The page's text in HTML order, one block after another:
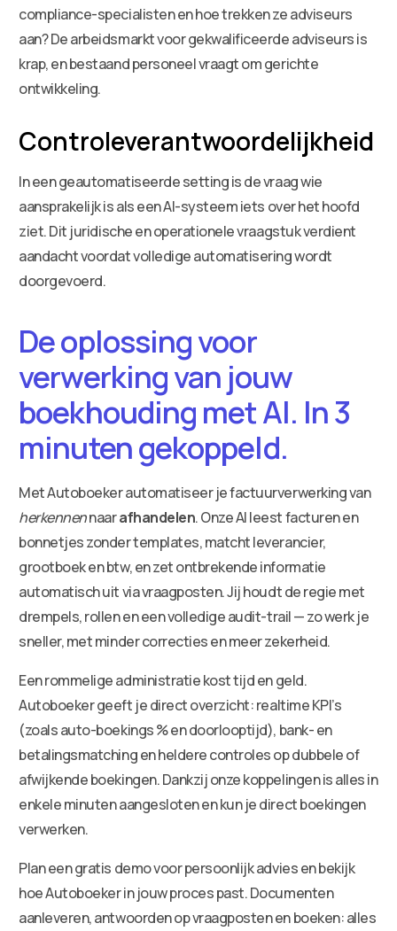
compliance-specialisten en hoe trekken ze adviseurs
aan? De arbeidsmarkt voor gekwalificeerde adviseurs is
krap, en bestaand personeel vraagt om gerichte
ontwikkeling.
Controleverantwoordelijkheid
In een geautomatiseerde setting is de vraag wie
aansprakelijk is als een AI-systeem iets over het hoofd
ziet. Dit juridische en operationele vraagstuk verdient
aandacht voordat volledige automatisering wordt
doorgevoerd.
De oplossing voor
verwerking van jouw
boekhouding met AI. In 3
minuten gekoppeld.
Met Autoboeker automatiseer je factuurverwerking van
herkennennaarafhandelen. Onze AI leest facturen en
bonnetjes zonder templates, matcht leverancier,
grootboek en btw, en zet ontbrekende informatie
automatisch uit via vraagposten. Jij houdt de regie met
drempels, rollen en een volledige audit-trail — zo werk je
sneller, met minder correcties en meer zekerheid.
Een rommelige administratie kost tijd en geld.
Autoboeker geeft je direct overzicht: realtime KPI’s
(zoals auto-boekings % en doorlooptijd), bank- en
betalingsmatching en heldere controles op dubbele of
afwijkende boekingen. Dankzij onze koppelingen is alles in
enkele minuten aangesloten en kun je direct boekingen
verwerken.
Plan een gratis demo voor persoonlijk advies en bekijk
hoe Autoboeker in jouw proces past. Documenten
aanleveren, antwoorden op vraagposten en boeken: alles